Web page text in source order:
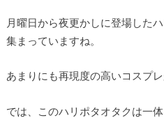
月曜日から夜更かしに登場した
集まっていますね。
あまりにも再現度の高いコスプ
では、このハリポタオタクは一